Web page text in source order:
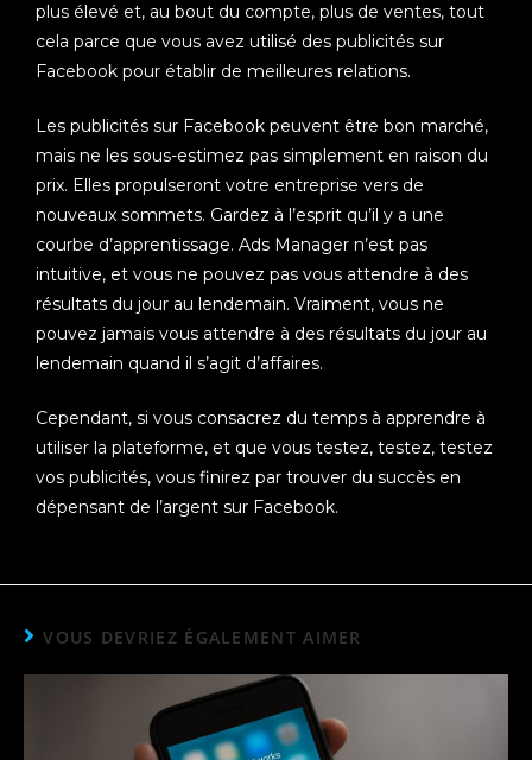
plus élevé et, au bout du compte, plus de ventes, tout
cela parce que vous avez utilisé des publicités sur
Facebook pour établir de meilleures relations.
Les publicités sur Facebook peuvent être bon marché,
mais ne les sous-estimez pas simplement en raison du
prix. Elles propulseront votre entreprise vers de
nouveaux sommets. Gardez à l’esprit qu’il y a une
courbe d’apprentissage. Ads Manager n’est pas
intuitive, et vous ne pouvez pas vous attendre à des
résultats du jour au lendemain. Vraiment, vous ne
pouvez jamais vous attendre à des résultats du jour au
lendemain quand il s’agit d’affaires.
Cependant, si vous consacrez du temps à apprendre à
utiliser la plateforme, et que vous testez, testez, testez
vos publicités, vous finirez par trouver du succès en
dépensant de l’argent sur Facebook.
VOUS DEVRIEZ ÉGALEMENT AIMER